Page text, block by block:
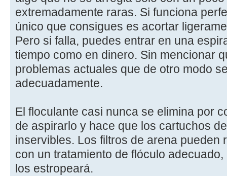
extremadamente raras. Si funciona
único que consigues es acortar
Pero si falla, puedes entrar en una
tiempo como en dinero. Sin mencionar
problemas actuales que de otro modo
adecuadamente.
El floculante casi nunca se elimina por
de aspirarlo y hace que los cartuchos
inservibles. Los filtros de arena pueden
con un tratamiento de flóculo
los estropeará.